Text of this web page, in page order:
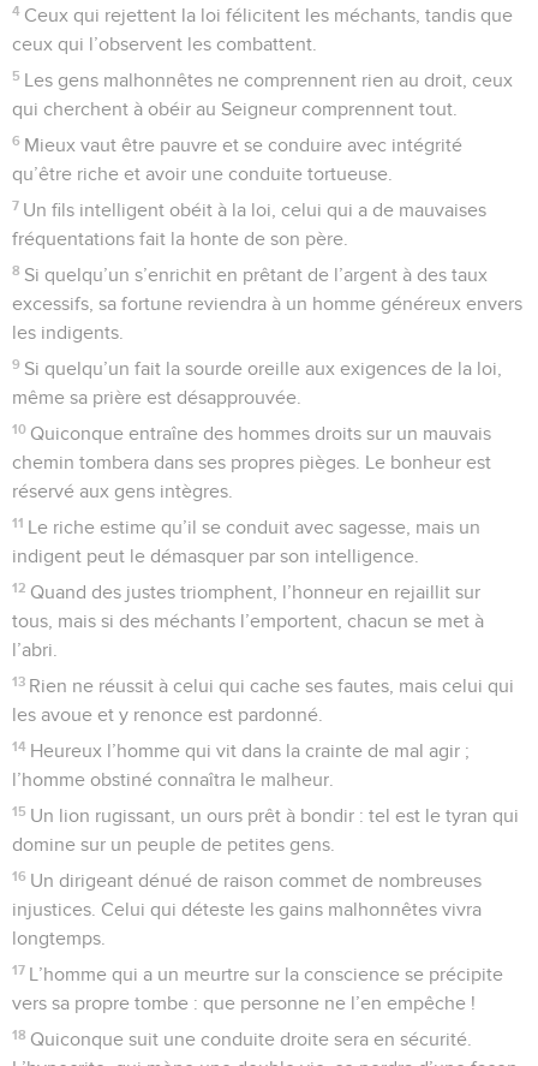
4 Ceux qui rejettent la loi félicitent les méchants, tandis que
ceux qui l’observent les combattent.
5 Les gens malhonnêtes ne comprennent rien au droit, ceux
qui cherchent à obéir au Seigneur comprennent tout.
6 Mieux vaut être pauvre et se conduire avec intégrité
qu’être riche et avoir une conduite tortueuse.
7 Un fils intelligent obéit à la loi, celui qui a de mauvaises
fréquentations fait la honte de son père.
8 Si quelqu’un s’enrichit en prêtant de l’argent à des taux
excessifs, sa fortune reviendra à un homme généreux envers
les indigents.
9 Si quelqu’un fait la sourde oreille aux exigences de la loi,
même sa prière est désapprouvée.
10 Quiconque entraîne des hommes droits sur un mauvais
chemin tombera dans ses propres pièges. Le bonheur est
réservé aux gens intègres.
11 Le riche estime qu’il se conduit avec sagesse, mais un
indigent peut le démasquer par son intelligence.
12 Quand des justes triomphent, l’honneur en rejaillit sur
tous, mais si des méchants l’emportent, chacun se met à
l’abri.
13 Rien ne réussit à celui qui cache ses fautes, mais celui qui
les avoue et y renonce est pardonné.
14 Heureux l’homme qui vit dans la crainte de mal agir ;
l’homme obstiné connaîtra le malheur.
15 Un lion rugissant, un ours prêt à bondir : tel est le tyran qui
domine sur un peuple de petites gens.
16 Un dirigeant dénué de raison commet de nombreuses
injustices. Celui qui déteste les gains malhonnêtes vivra
longtemps.
17 L’homme qui a un meurtre sur la conscience se précipite
vers sa propre tombe : que personne ne l’en empêche !
18 Quiconque suit une conduite droite sera en sécurité.